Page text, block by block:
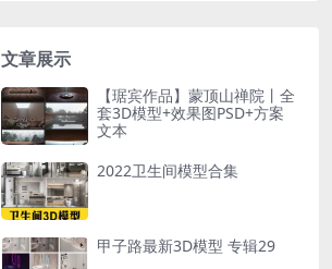
文章展示
【琚宾作品】蒙顶山禅院丨全
套3D模型+效果图PSD+方案
文本
2022卫生间模型合集
甲子路最新3D模型 专辑29